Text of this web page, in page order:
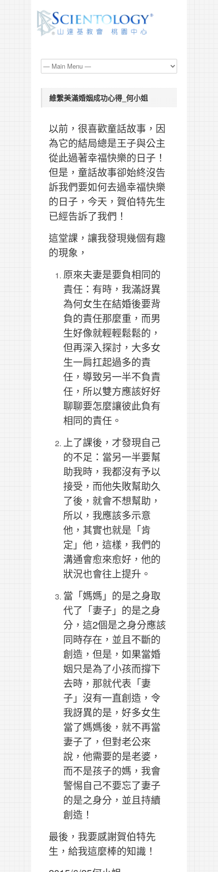
維繫美滿婚姻成功心得_何小姐
以前，很喜歡童話故事，因
為它的結局總是王子與公主
從此過著幸福快樂的日子！
但是，童話故事卻始終沒告
訴我們要如何去過幸福快樂
的日子，今天，賀伯特先生
已經告訴了我們！
這堂課，讓我發現幾個有趣
的現象，
原來夫妻是要負相同的
責任：有時，我滿訝異
為何女生在結婚後要背
負的責任那麼重，而男
生好像就輕輕鬆鬆的，
但再深入探討，大多女
生一肩扛起過多的責
任，導致另一半不負責
任，所以雙方應該好好
聊聊要怎麼讓彼此負有
相同的責任。
上了課後，才發現自己
的不足：當另一半要幫
助我時，我都沒有予以
接受，而他失敗幫助久
了後，就會不想幫助，
所以，我應該多示意
他，其實也就是「肯
定」他，這樣，我們的
溝通會愈來愈好，他的
狀況也會往上提升。
當「媽媽」的是之身取
代了「妻子」的是之身
分，這2個是之身分應該
同時存在，並且不斷的
創造，但是，如果當婚
姻只是為了小孩而撐下
去時，那就代表「妻
子」沒有一直創造，令
我訝異的是，好多女生
當了媽媽後，就不再當
妻子了，但對老公來
說，他需要的是老婆，
而不是孩子的媽，我會
警惕自己不要忘了妻子
的是之身分，並且持續
創造！
最後，我要感謝賀伯特先
生，給我這麼棒的知識！